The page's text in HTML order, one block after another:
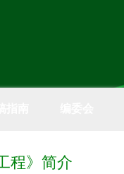
程》简介